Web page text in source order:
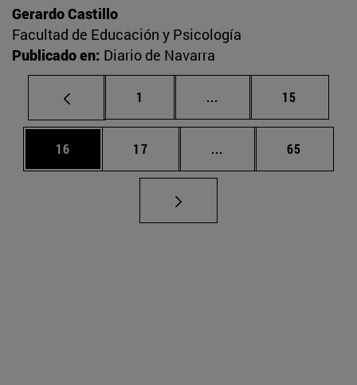
Gerardo Castillo
Facultad de Educación y Psicología
Publicado en: Diario de Navarra
Página
1 ... Páginas intermedias
Página
15
Página
16 Página
17 ... Páginas intermedias
Página
65